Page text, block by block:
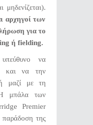
αρχηγοί των
για το
ή fielding.
να
και να την
μαζί με τη
Η μπάλα των
Premier
της